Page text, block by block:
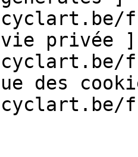
privée ]
des